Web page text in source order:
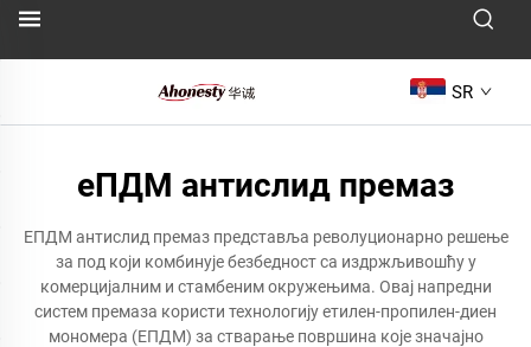
SR
еПДМ антислид премаз
ЕПДМ антислид премаз представља револуционарно решење
за под који комбинује безбедност са издржљивошћу у
комерцијалним и стамбеним окружењима. Овај напредни
систем премаза користи технологију етилен-пропилен-диен
мономера (ЕПДМ) за стварање површина које значајно